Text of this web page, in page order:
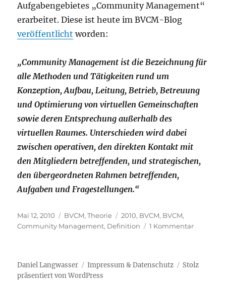
Aufgabengebietes „Community Management“
erarbeitet. Diese ist heute im BVCM-Blog
veröffentlicht worden:
„Community Management ist die Bezeichnung für
alle Methoden und Tätigkeiten rund um
Konzeption, Aufbau, Leitung, Betrieb, Betreuung
und Optimierung von virtuellen Gemeinschaften
sowie deren Entsprechung außerhalb des
virtuellen Raumes. Unterschieden wird dabei
zwischen operativen, den direkten Kontakt mit
den Mitgliedern betreffenden, und strategischen,
den übergeordneten Rahmen betreffenden,
Aufgaben und Fragestellungen.“
Veröffentlicht
am
Mai 12, 2010 Kategorien
BVCM,Theorie Schlagwörter
2010, BVCM, BVCM,
Community Management, Definition 1 Kommentarzu
2010
Daniel Langwasser Impressum & Datenschutz
Stolz
präsentiert von WordPress